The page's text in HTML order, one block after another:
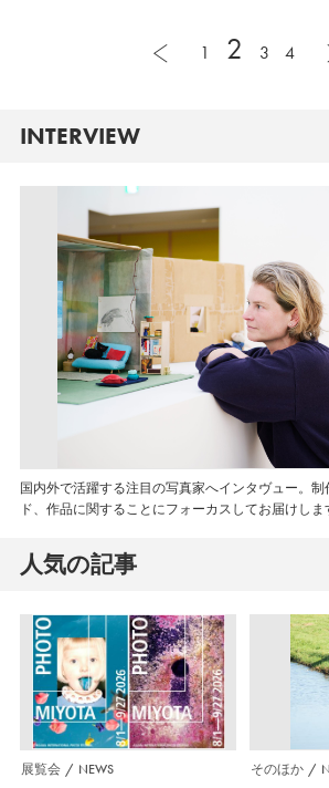
1 2 3 4
INTERVIEW
国内外で活躍する注目の写真家へインタヴュー。
ド、作品に関することにフォーカスしてお届けしま
人気の記事
展覧会 NEWS そのほか